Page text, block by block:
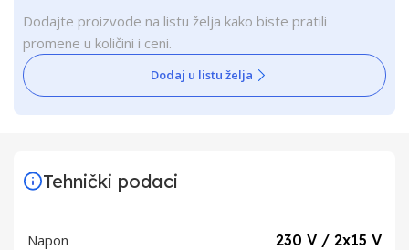
Dodajte proizvode na listu želja kako biste pratili
promene u količini i ceni.
Dodaj u listu želja
Tehnički podaci
Napon 230 V / 2x15 V